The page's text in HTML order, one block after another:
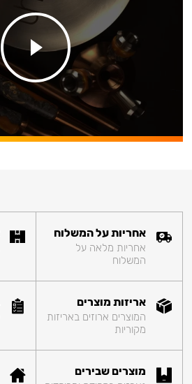
אחריות על המשלוח
אחריות מלאה על
המשלוח
אריזות מוצרים
המוצרים ארוזים באריזות
מקוריות
מוצרים שבירים